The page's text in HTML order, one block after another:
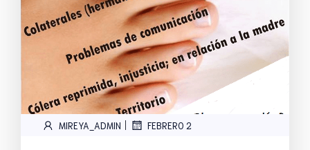
MIREYA_ADMIN | FEBRERO 2